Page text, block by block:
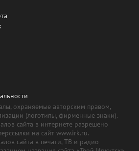
охраняемые авторским правом,
(логотипы, фирменные знаки).
сайта в интернете разрешено
на сайт www.irk.ru.
сайта в печати, ТВ и радио